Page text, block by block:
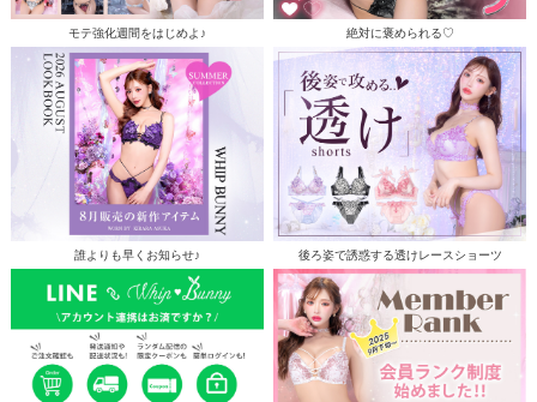
モテ強化週間をはじめよ♪ 絶対に褒められる♡
誰よりも早くお知らせ♪ 後ろ姿で誘惑する透けレースショーツ